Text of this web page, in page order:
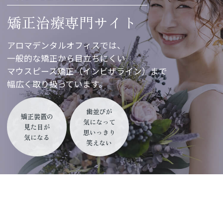
矯正治療専門サイト
アロマデンタルオフィスでは、
一般的な矯正から目立ちにくい
マウスピース矯正（インビザライン）まで
幅広く取り扱っています。
矯正装置の
見た目が
気になる
歯並びが
気になって
思いっきり
笑えない